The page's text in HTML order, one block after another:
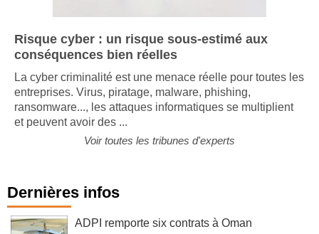
Risque cyber : un risque sous-estimé aux
conséquences bien réelles
La cyber criminalité est une menace réelle pour toutes les
entreprises. Virus, piratage, malware, phishing,
ransomware..., les attaques informatiques se multiplient
et peuvent avoir des ...
Voir toutes les tribunes d'experts
Dernières infos
ADPI remporte six contrats à Oman